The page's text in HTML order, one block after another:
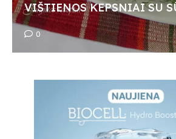
VIŠTIENOS KEPSNIAI SU
0